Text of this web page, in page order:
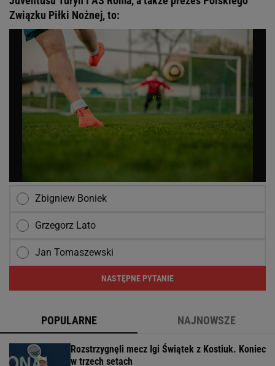
Związku Piłki Nożnej, to:
Zbigniew Boniek
Grzegorz Lato
Jan Tomaszewski
NASTĘPNE PYTANIE
POPULARNE NAJNOWSZE
Rozstrzygnęli mecz Igi Świątek z Kostiuk. Koniec
w trzech setach